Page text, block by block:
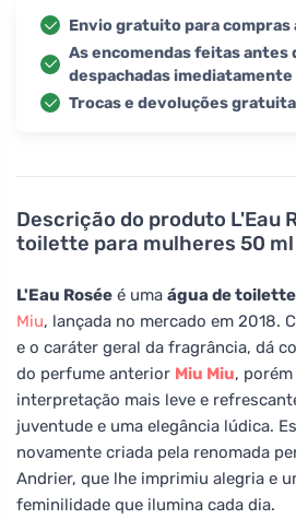
Descrição do produto L'Eau
toilette para mulheres 50 ml
L'Eau Rosée é uma água de toilette
Miu, lançada no mercado em 2018.
e o caráter geral da fragrância, dá
do perfume anterior Miu Miu,
interpretação mais leve e
juventude e uma elegância lúdica.
novamente criada pela renomada
Andrier, que lhe imprimiu alegria e
feminilidade que ilumina cada dia.
Envio gratuito para compras
As encomendas feitas antes
despachadas imediatamente
Trocas e devoluções